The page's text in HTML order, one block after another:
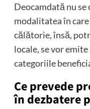
Deocamdată nu
modalitatea în
călătorie, însă,
locale, se vor
categoriile
Ce prevede
în dezbatere